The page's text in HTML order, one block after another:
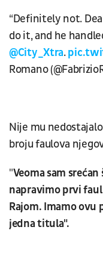
“Definitely not.
do it, and he
@City_Xtra.
Romano
Nije mu
broju faulova
"Veoma sam
napravimo prvi
Rajom. Imamo ovu
jedna titula".